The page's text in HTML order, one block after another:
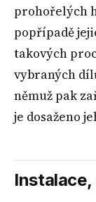
prohořelých
popřípadě
takových
vybraných
němuž pak
je dosaženo